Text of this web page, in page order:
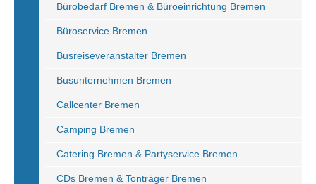
Bürobedarf Bremen & Büroeinrichtung Bremen
Büroservice Bremen
Busreiseveranstalter Bremen
Busunternehmen Bremen
Callcenter Bremen
Camping Bremen
Catering Bremen & Partyservice Bremen
CDs Bremen & Tonträger Bremen